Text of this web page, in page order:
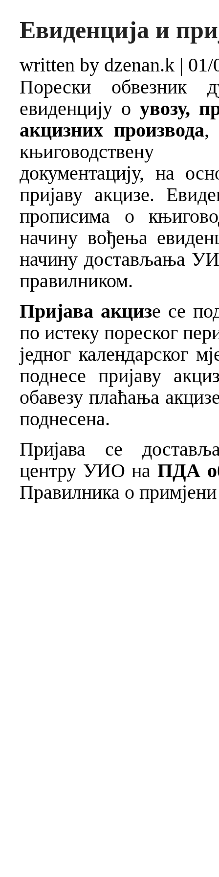
Евиденција и
written by dzenan.k | 01/
Порески обвезник
евиденцију о увозу,
акцизних производа,
књиговодствену
документацију, на
пријаву акцизе.
прописима о
начину вођења
начину достављања
правилником.
Пријава акцизе се
по истеку пореског
једног календарског
поднесе пријаву
обавезу плаћања
поднесена.
Пријава се
центру УИО на ПДА
Правилника о